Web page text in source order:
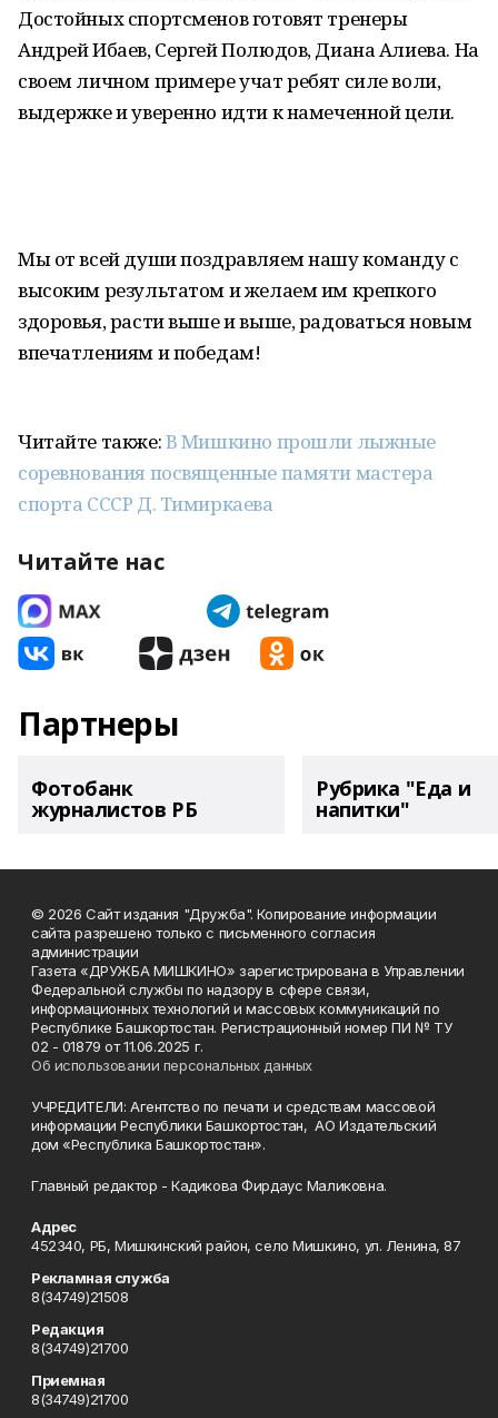
Достойных спортсменов готовят тренеры
Андрей Ибаев, Сергей Полюдов, Диана Алиева. На
своем личном примере учат ребят силе воли,
выдержке и уверенно идти к намеченной цели.
Мы от всей души поздравляем нашу команду с
высоким результатом и желаем им крепкого
здоровья, расти выше и выше, радоваться новым
впечатлениям и победам!
Читайте также:В Мишкино прошли лыжные
соревнования посвященные памяти мастера
спорта СССР Д. Тимиркаева
Читайте нас
Партнеры
Фотобанк
журналистов РБ
Рубрика "Еда и
напитки"
© 2026 Сайт издания "Дружба". Копирование информации
сайта разрешено только с письменного согласия
администрации
Газета «ДРУЖБА МИШКИНО» зарегистрирована в Управлении
Федеральной службы по надзору в сфере связи,
информационных технологий и массовых коммуникаций по
Республике Башкортостан. Регистрационный номер ПИ № ТУ
02 - 01879 от 11.06.2025 г.
Об использовании персональных данных
УЧРЕДИТЕЛИ: Агентство по печати и средствам массовой
информации Республики Башкортостан, АО Издательский
дом «Республика Башкортостан».
Главный редактор - Кадикова Фирдаус Маликовна.
Адрес
452340, РБ, Мишкинский район, село Мишкино, ул. Ленина, 87
Рекламная служба
8(34749)21508
Редакция
8(34749)21700
Приемная
8(34749)21700